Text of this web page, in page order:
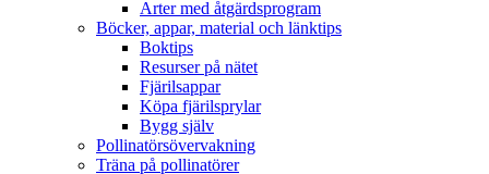
Arter med åtgärdsprogram
Böcker, appar, material och länktips
Boktips
Resurser på nätet
Fjärilsappar
Köpa fjärilsprylar
Bygg själv
Pollinatörsövervakning
Träna på pollinatörer